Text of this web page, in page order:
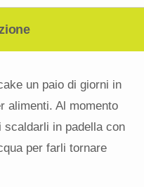
un paio di giorni in
alimenti. Al momento
in padella con
per farli tornare